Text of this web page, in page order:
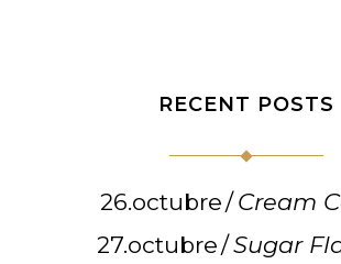
RECENT POSTS
26.octubre
Cream
27.octubre Sugar